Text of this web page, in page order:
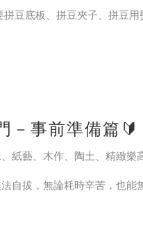
豆底板、拼豆夾子、拼豆
分一般圖冊、1：1圖冊（若
－事前準備篇🔰
紙藝、木作、陶土、精緻
自拔，無論耗時辛苦，也能
走平坦的路也能莫名跌倒；